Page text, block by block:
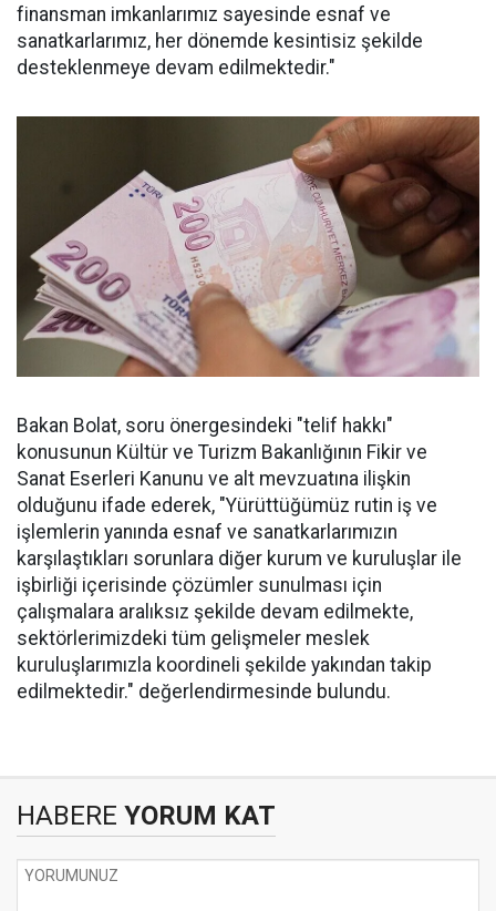
finansman imkanlarımız sayesinde esnaf ve
sanatkarlarımız, her dönemde kesintisiz şekilde
desteklenmeye devam edilmektedir."
Bakan Bolat, soru önergesindeki "telif hakkı"
konusunun Kültür ve Turizm Bakanlığının Fikir ve
Sanat Eserleri Kanunu ve alt mevzuatına ilişkin
olduğunu ifade ederek, "Yürüttüğümüz rutin iş ve
işlemlerin yanında esnaf ve sanatkarlarımızın
karşılaştıkları sorunlara diğer kurum ve kuruluşlar ile
işbirliği içerisinde çözümler sunulması için
çalışmalara aralıksız şekilde devam edilmekte,
sektörlerimizdeki tüm gelişmeler meslek
kuruluşlarımızla koordineli şekilde yakından takip
edilmektedir." değerlendirmesinde bulundu.
HABERE YORUM KAT